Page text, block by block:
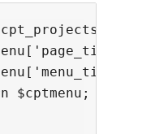
=
=
$cptmenu;